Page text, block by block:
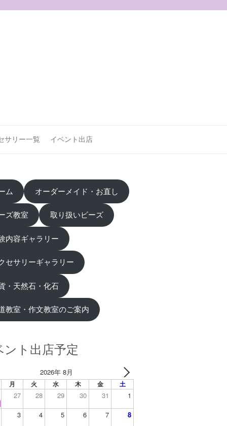
サリー一覧 イベント出店
ム オーダーメイド・お直し
ズ教室 取り扱いビーズ
内容ギャラリー
セサリーギャラリー
・天然石・化石
教室・作文教室のご案内
ント出店予定
2026年 8月
月 火 水 木 金 土
27 28 29 30 31
1
3
4 5 6 7 8